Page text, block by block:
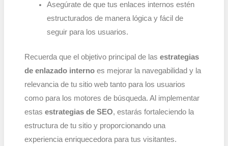
Asegúrate de que tus enlaces internos estén
estructurados de manera lógica y fácil de
seguir para los usuarios.
Recuerda que el objetivo principal de las estrategias
de enlazado internoes mejorar la navegabilidad y la
relevancia de tu sitio web tanto para los usuarios
como para los motores de búsqueda. Al implementar
estas estrategias de SEO, estarás fortaleciendo la
estructura de tu sitio y proporcionando una
experiencia enriquecedora para tus visitantes.